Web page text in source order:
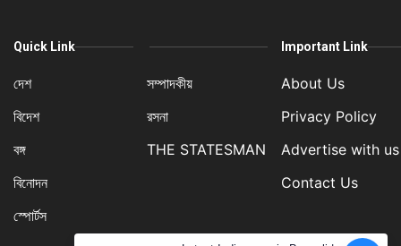
Quick Link
দেশ
বিদেশ
বঙ্গ
বিনোদন
স্পোর্টস
সম্পাদকীয়
রসনা
THE STATESMAN
Important Link
About Us
Privacy Policy
Advertise with us
Contact Us